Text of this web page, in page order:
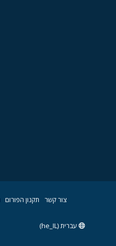
צור קשר תקנון הפורום
עברית (he_IL)